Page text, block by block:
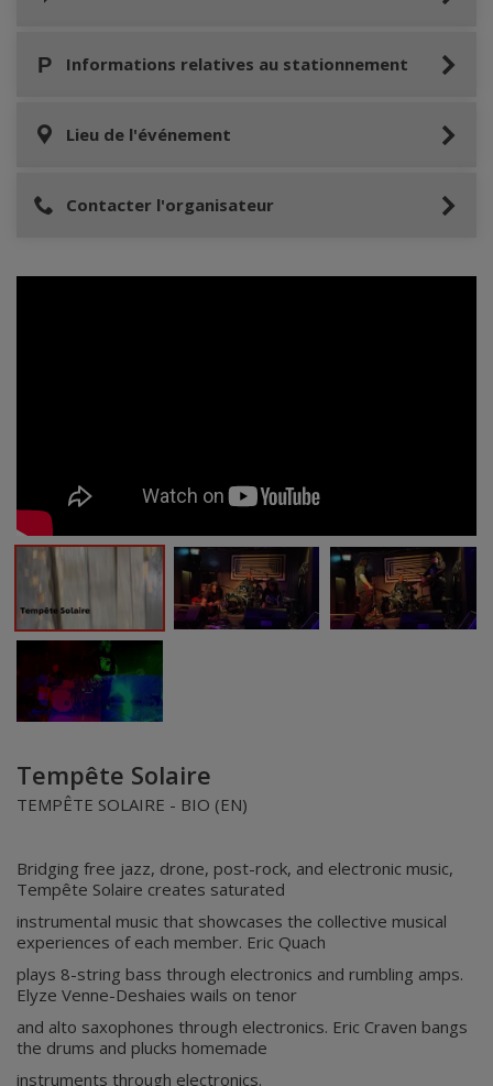
Informations relatives au stationnement
Lieu de l'événement
Contacter l'organisateur
Tempête Solaire
TEMPÊTE SOLAIRE - BIO (EN)
Bridging free jazz, drone, post-rock, and electronic music,
Tempête Solaire creates saturated
instrumental music that showcases the collective musical
experiences of each member. Eric Quach
plays 8-string bass through electronics and rumbling amps.
Elyze Venne-Deshaies wails on tenor
and alto saxophones through electronics. Eric Craven bangs
the drums and plucks homemade
instruments through electronics.